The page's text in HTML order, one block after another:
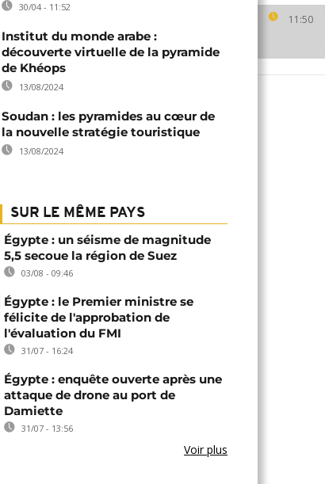
11:50
30/04 - 11:52
Institut du monde arabe :
découverte virtuelle de la pyramide
de Khéops
13/08/2024
Soudan : les pyramides au cœur de
la nouvelle stratégie touristique
13/08/2024
SUR LE MÊME PAYS
Égypte : un séisme de magnitude
5,5 secoue la région de Suez
03/08 - 09:46
Égypte : le Premier ministre se
félicite de l'approbation de
l'évaluation du FMI
31/07 - 16:24
Égypte : enquête ouverte après une
attaque de drone au port de
Damiette
31/07 - 13:56
Voir plus